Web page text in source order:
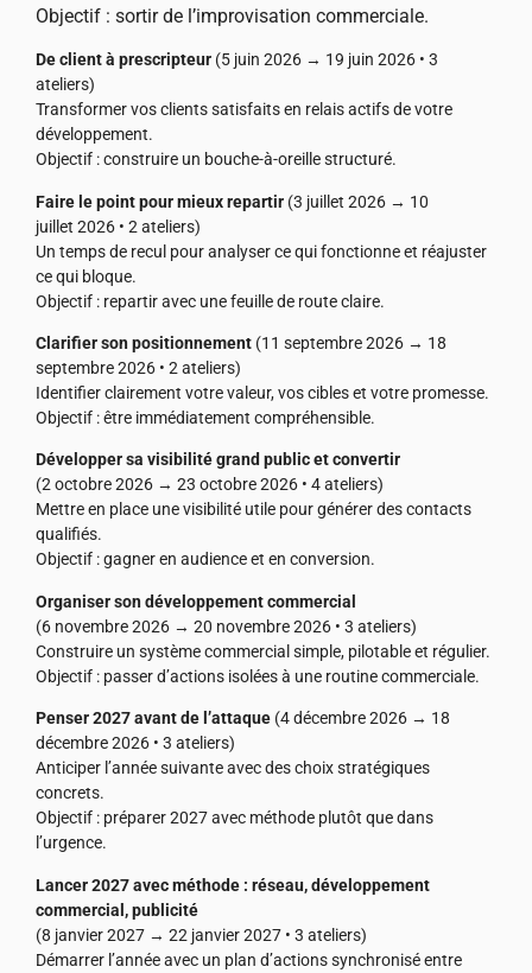
Objectif : sortir de l’improvisation commerciale.
De client à prescripteur (5 juin 2026 → 19 juin 2026 • 3
ateliers)
Transformer vos clients satisfaits en relais actifs de votre
développement.
Objectif : construire un bouche-à-oreille structuré.
Faire le point pour mieux repartir (3 juillet 2026 → 10
juillet 2026 • 2 ateliers)
Un temps de recul pour analyser ce qui fonctionne et réajuster
ce qui bloque.
Objectif : repartir avec une feuille de route claire.
Clarifier son positionnement (11 septembre 2026 → 18
septembre 2026 • 2 ateliers)
Identifier clairement votre valeur, vos cibles et votre promesse.
Objectif : être immédiatement compréhensible.
Développer sa visibilité grand public et convertir
(2 octobre 2026 → 23 octobre 2026 • 4 ateliers)
Mettre en place une visibilité utile pour générer des contacts
qualifiés.
Objectif : gagner en audience et en conversion.
Organiser son développement commercial
(6 novembre 2026 → 20 novembre 2026 • 3 ateliers)
Construire un système commercial simple, pilotable et régulier.
Objectif : passer d’actions isolées à une routine commerciale.
Penser 2027 avant de l’attaque (4 décembre 2026 → 18
décembre 2026 • 3 ateliers)
Anticiper l’année suivante avec des choix stratégiques
concrets.
Objectif : préparer 2027 avec méthode plutôt que dans
l’urgence.
Lancer 2027 avec méthode : réseau, développement
commercial, publicité
(8 janvier 2027 → 22 janvier 2027 • 3 ateliers)
Démarrer l’année avec un plan d’actions synchronisé entre